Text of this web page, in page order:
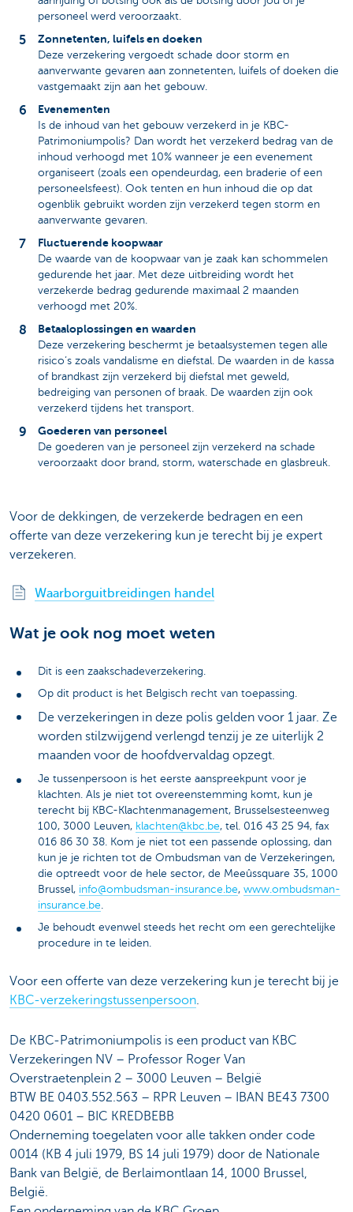
personeel werd veroorzaakt.
Zonnetenten, luifels en doeken
Deze verzekering vergoedt schade door storm en
aanverwante gevaren aan zonnetenten, luifels of doeken die
vastgemaakt zijn aan het gebouw.
Evenementen
Is de inhoud van het gebouw verzekerd in je KBC-
Patrimoniumpolis? Dan wordt het verzekerd bedrag van de
inhoud verhoogd met 10% wanneer je een evenement
organiseert (zoals een opendeurdag, een braderie of een
personeelsfeest). Ook tenten en hun inhoud die op dat
ogenblik gebruikt worden zijn verzekerd tegen storm en
aanverwante gevaren.
Fluctuerende koopwaar
De waarde van de koopwaar van je zaak kan schommelen
gedurende het jaar. Met deze uitbreiding wordt het
verzekerde bedrag gedurende maximaal 2 maanden
verhoogd met 20%.
Betaaloplossingen en waarden
Deze verzekering beschermt je betaalsystemen tegen alle
risico’s zoals vandalisme en diefstal. De waarden in de kassa
of brandkast zijn verzekerd bij diefstal met geweld,
bedreiging van personen of braak. De waarden zijn ook
verzekerd tijdens het transport.
Goederen van personeel
De goederen van je personeel zijn verzekerd na schade
veroorzaakt door brand, storm, waterschade en glasbreuk.
Voor de dekkingen, de verzekerde bedragen en een
offerte van deze verzekering kun je terecht bij je expert
verzekeren.
Waarborguitbreidingen handel
Wat je ook nog moet weten
Dit is een zaakschadeverzekering.
Op dit product is het Belgisch recht van toepassing.
De verzekeringen in deze polis gelden voor 1 jaar. Ze
worden stilzwijgend verlengd tenzij je ze uiterlijk 2
maanden voor de hoofdvervaldag opzegt.
Je tussenpersoon is het eerste aanspreekpunt voor je
klachten. Als je niet tot overeenstemming komt, kun je
terecht bij KBC-Klachtenmanagement, Brusselsesteenweg
100, 3000 Leuven, klachten@kbc.be, tel. 016 43 25 94, fax
016 86 30 38. Kom je niet tot een passende oplossing, dan
kun je je richten tot de Ombudsman van de Verzekeringen,
die optreedt voor de hele sector, de Meeûssquare 35, 1000
Brussel, info@ombudsman-insurance.be, www.ombudsman-
insurance.be
Je behoudt evenwel steeds het recht om een gerechtelijke
procedure in te leiden.
Voor een offerte van deze verzekering kun je terecht bij je
KBC-verzekeringstussenpersoon.
De KBC-Patrimoniumpolis is een product van KBC
Verzekeringen NV – Professor Roger Van
Overstraetenplein 2 – 3000 Leuven – België
BTW BE 0403.552.563 – RPR Leuven – IBAN BE43 7300
0420 0601 – BIC KREDBEBB
Onderneming toegelaten voor alle takken onder code
0014 (KB 4 juli 1979, BS 14 juli 1979) door de Nationale
Bank van België, de Berlaimontlaan 14, 1000 Brussel,
België.